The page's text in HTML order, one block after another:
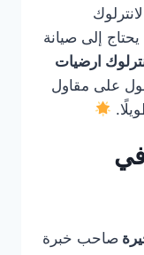
إلى صيانة
ارضيات
على مقاول
صاحب خبرة